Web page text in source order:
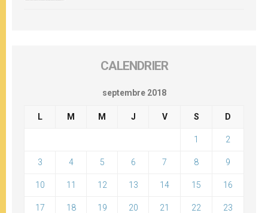
CALENDRIER
septembre 2018
L M M J V S D
1 2
3 4 5 6 7 8 9
10 11 12 13 14 15 16
17 18 19 20 21 22 23